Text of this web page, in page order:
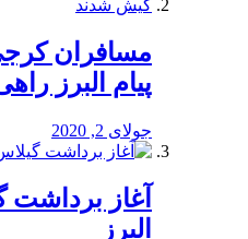
مسافران
پیام البرز
جولای 2, 2020
آغاز
البرز